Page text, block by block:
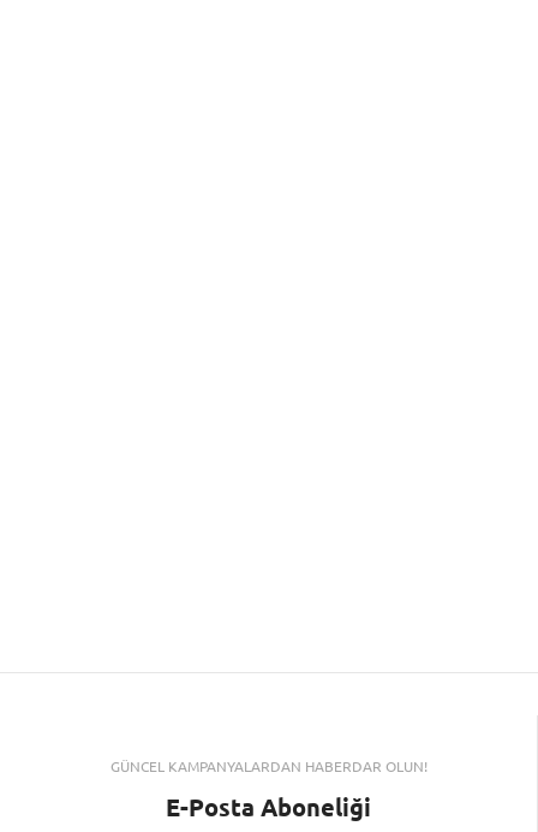
GÜNCEL KAMPANYALARDAN HABERDAR OLUN!
E-Posta Aboneliği